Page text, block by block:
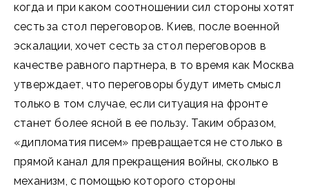
когда и при каком соотношении сил стороны хотят
сесть за стол переговоров. Киев, после военной
эскалации, хочет сесть за стол переговоров в
качестве равного партнера, в то время как Москва
утверждает, что переговоры будут иметь смысл
только в том случае, если ситуация на фронте
станет более ясной в ее пользу. Таким образом,
«дипломатия писем» превращается не столько в
прямой канал для прекращения войны, сколько в
механизм, с помощью которого стороны